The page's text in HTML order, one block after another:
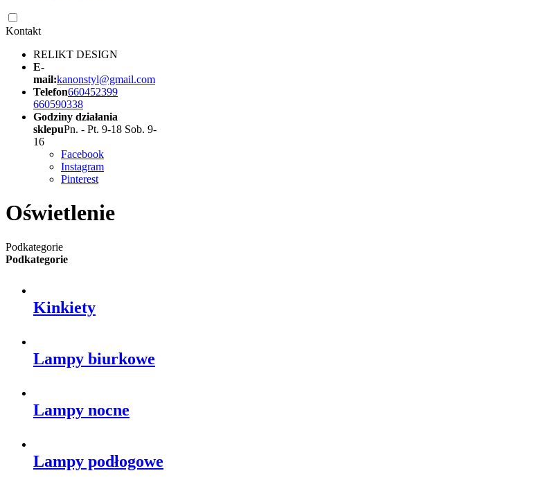
Kontakt
RELIKT DESIGN
E-
mail:kanonstyl@gmail.com
Telefon660452399
660590338
Godziny działania
sklepuPn. - Pt. 9-18 Sob. 9-
16
Facebook
Instagram
Pinterest
Oświetlenie
Podkategorie
Podkategorie
Kinkiety
Lampy biurkowe
Lampy nocne
Lampy podłogowe